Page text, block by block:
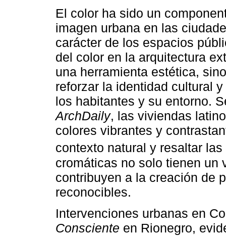
El color ha sido un
imagen urbana en las
carácter de los espacios
del color en la arquitectura
una herramienta estética,
reforzar la identidad cultural
los habitantes y su entorno.
ArchDaily, las viviendas
colores vibrantes y
contexto natural y resaltar
cromáticas no solo tienen un
contribuyen a la creación de
reconocibles.
Intervenciones urbanas en
Consciente en Rionegro,